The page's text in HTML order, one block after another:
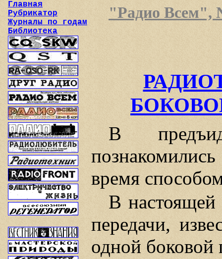
Главная
Рубрикатор
Журналы по годам
Библиотека
"Радио Всем",
В
время
В настоящей
передачи,
одной боковой